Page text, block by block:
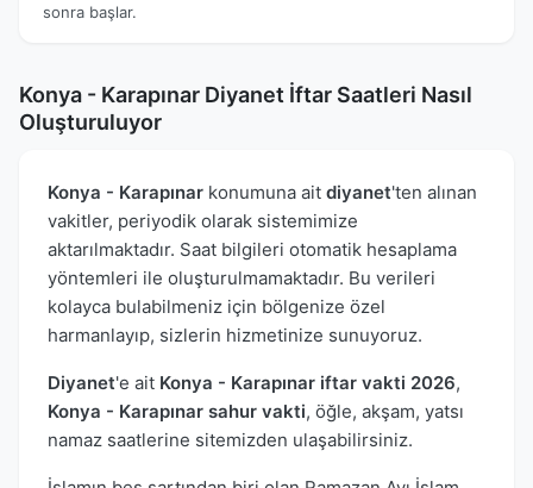
sonra başlar.
Konya - Karapınar Diyanet İftar Saatleri Nasıl
Oluşturuluyor
Konya - Karapınar konumuna ait diyanet'ten alınan
vakitler, periyodik olarak sistemimize
aktarılmaktadır. Saat bilgileri otomatik hesaplama
yöntemleri ile oluşturulmamaktadır. Bu verileri
kolayca bulabilmeniz için bölgenize özel
harmanlayıp, sizlerin hizmetinize sunuyoruz.
Diyanet'e ait Konya - Karapınar iftar vakti 2026,
Konya - Karapınar sahur vakti, öğle, akşam, yatsı
namaz saatlerine sitemizden ulaşabilirsiniz.